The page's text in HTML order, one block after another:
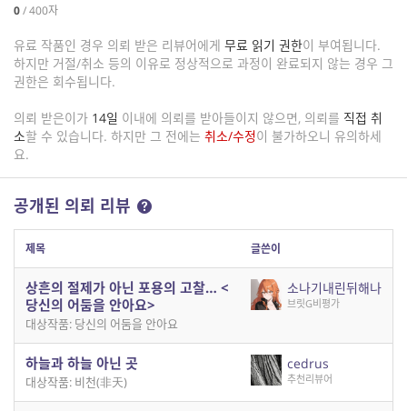
0/400자
유료 작품인 경우 의뢰 받은 리뷰어에게 무료 읽기 권한이 부여됩니다.
하지만 거절/취소 등의 이유로 정상적으로 과정이 완료되지 않는 경우 그
권한은 회수됩니다.
의뢰 받은이가 14일 이내에 의뢰를 받아들이지 않으면, 의뢰를 직접 취
소할 수 있습니다. 하지만 그 전에는 취소/수정이 불가하오니 유의하세
요.
공개된 의뢰 리뷰
제목 글쓴이
상흔의 절제가 아닌 포용의 고찰… <
당신의 어둠을 안아요>
대상작품: 당신의 어둠을 안아요
소나기내린뒤해나
브릿G비평가
하늘과 하늘 아닌 곳
대상작품: 비천(非天)
cedrus
추천리뷰어